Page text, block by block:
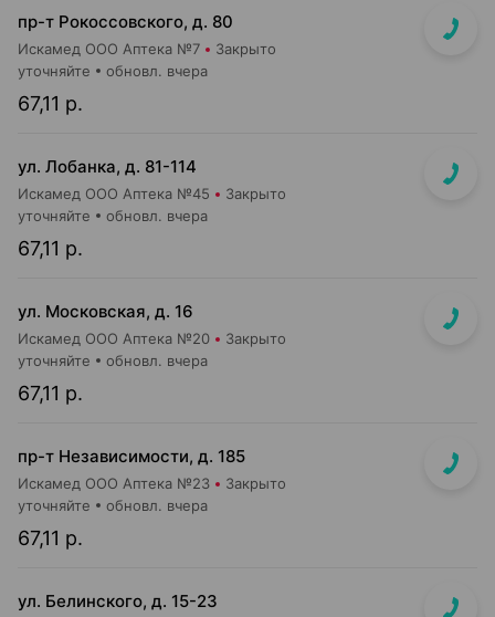
пр-т Рокоссовского, д. 80
Искамед ООО Аптека №7 Закрыто
67,11 р.
уточняйте обновл. вчера
ул. Лобанка, д. 81-114
Искамед ООО Аптека №45 Закрыто
67,11 р.
уточняйте обновл. вчера
ул. Московская, д. 16
Искамед ООО Аптека №20 Закрыто
67,11 р.
уточняйте обновл. вчера
пр-т Независимости, д. 185
Искамед ООО Аптека №23 Закрыто
67,11 р.
уточняйте обновл. вчера
ул. Белинского, д. 15-23